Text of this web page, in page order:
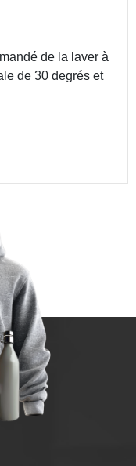
de la laver à
de 30 degrés et